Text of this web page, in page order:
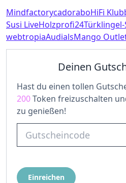
MindfactorycadoraboHiFi
Susi LiveHolzprofi24
webtropiaAudialsMango
Deinen
Hast du einen tollen
200Token freizuschalten
zu genießen!
Einreichen